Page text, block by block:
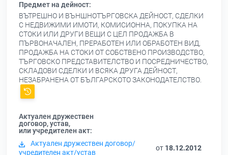
Предмет на дейност:
ВЪТРЕШНО И ВЪНШНОТЪРГОВСКА ДЕЙНОСТ, СДЕЛКИ
С НЕДВИЖИМИ ИМОТИ, КОМИСИОННА, ПОКУПКА НА
СТОКИ ИЛИ ДРУГИ ВЕЩИ С ЦЕЛ ПРОДАЖБА В
ПЪРВОНАЧАЛЕН, ПРЕРАБОТЕН ИЛИ ОБРАБОТЕН ВИД,
ПРОДАЖБА НА СТОКИ ОТ СОБСТВЕНО ПРОИЗВОДСТВО,
ТЪРГОВСКО ПРЕДСТАВИТЕЛСТВО И ПОСРЕДНИЧЕСТВО,
СКЛАДОВИ СДЕЛКИ И ВСЯКА ДРУГА ДЕЙНОСТ,
НЕЗАБРАНЕНА ОТ БЪЛГАРСКОТО ЗАКОНОДАТЕЛСТВО.
Актуален дружествен
договор, устав,
или учредителен акт:
Актуален дружествен договор/
учредителен акт/устав
от 18.12.2012